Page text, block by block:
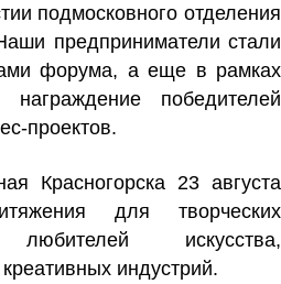
подмосковного отделения
предприниматели стали
форума, а еще в рамках
победителей
проектов.
Красногорска 23 августа
для творческих
любителей искусства,
индустрий.